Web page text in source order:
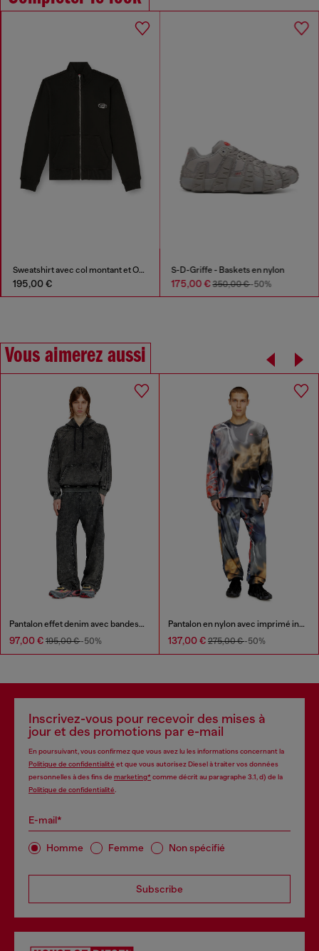
Sweatshirt avec col montant et Oval D métallique
195,00 €
S-D-Griffe - Baskets en nylon
175,00 €350,00 €-50%
Vous aimerez aussi
Pantalon effet denim avec bandes latérales
97,00 € 195,00 €-50%
Pantalon en nylon avec imprimé intégral
137,00 € 275,00 €-50%
Inscrivez-vous pour recevoir des mises à
jour et des promotions par e-mail
En poursuivant, vous confirmez que vous avez lu les informations concernant la
Politique de confidentialité et que vous autorisez Diesel à traiter vos données
personnelles à des fins de marketing*comme décrit au paragraphe 3.1, d) de la
Politique de confidentialité
E-mail*
Homme Femme Non spécifié
Subscribe